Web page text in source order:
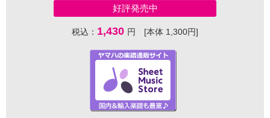
好評発売中
税込： 1,430 円 [本体 1,300円]